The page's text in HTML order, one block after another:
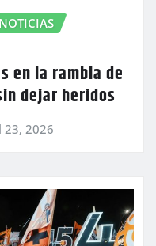
NOTICIAS
en la rambla de
dejar heridos
23, 2026